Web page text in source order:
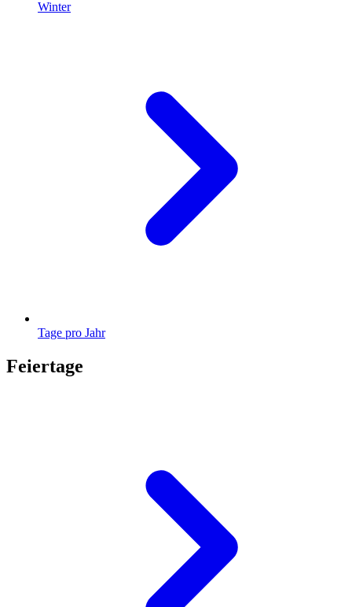
Winter
Tage pro Jahr
Feiertage